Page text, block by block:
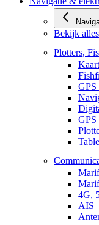
Bekijk alles
Plotters,
GPS
GPS
4G,
AIS